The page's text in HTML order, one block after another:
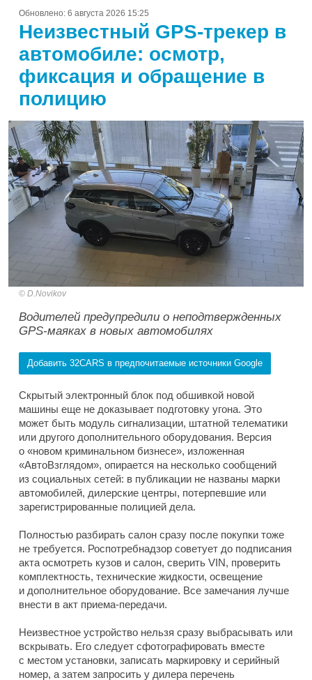
Обновлено: 6 августа 2026 15:25
Неизвестный GPS-трекер в
автомобиле: осмотр,
фиксация и обращение в
полицию
D.Novikov
Водителей предупредили о неподтвержденных
GPS-маяках в новых автомобилях
Добавить 32CARS в предпочитаемые источники Google
Скрытый электронный блок под обшивкой новой
машины еще не доказывает подготовку угона. Это
может быть модуль сигнализации, штатной телематики
или другого дополнительного оборудования. Версия
о «новом криминальном бизнесе», изложенная
«АвтоВзглядом», опирается на несколько сообщений
из социальных сетей: в публикации не названы марки
автомобилей, дилерские центры, потерпевшие или
зарегистрированные полицией дела.
Полностью разбирать салон сразу после покупки тоже
не требуется. Роспотребнадзор советует до подписания
акта осмотреть кузов и салон, сверить VIN, проверить
комплектность, технические жидкости, освещение
и дополнительное оборудование. Все замечания лучше
внести в акт приема-передачи.
Неизвестное устройство нельзя сразу выбрасывать или
вскрывать. Его следует сфотографировать вместе
с местом установки, записать маркировку и серийный
номер, а затем запросить у дилера перечень